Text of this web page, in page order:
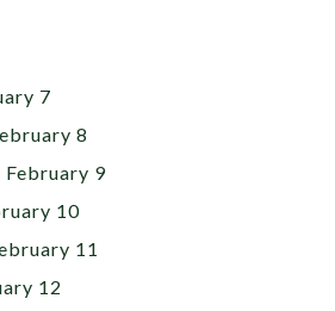
7
8
February 9
10
11
12